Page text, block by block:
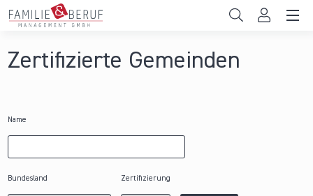
Direkt zum Inhalt
Das sind wir
Zertifizierte Gemeinden
Name
Bundesland Zertifizierung